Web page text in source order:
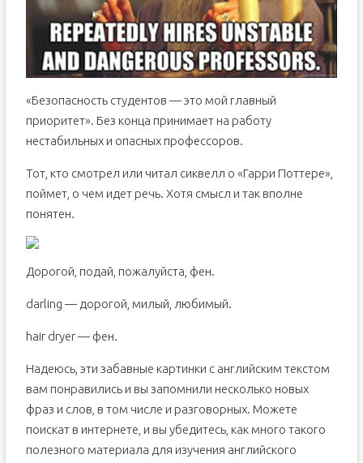
«Безопасность студентов — это мой главный
приоритет». Без конца принимает на работу
нестабильных и опасных профессоров.
Тот, кто смотрел или читал сиквелл о «Гарри Поттере»,
поймет, о чем идет речь. Хотя смысл и так вполне
понятен.
Дорогой, подай, пожалуйста, фен.
darling — дорогой, милый, любимый.
hair dryer — фен.
Надеюсь, эти забавные картинки с английским текстом
вам понравились и вы запомнили несколько новых
фраз и слов, в том числе и разговорных. Можете
поискат в интернете, и вы убедитесь, как много такого
полезного материала для изучения английского